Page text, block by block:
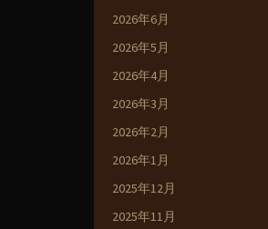
2026年6月
2026年5月
2026年4月
2026年3月
2026年2月
2026年1月
2025年12月
2025年11月